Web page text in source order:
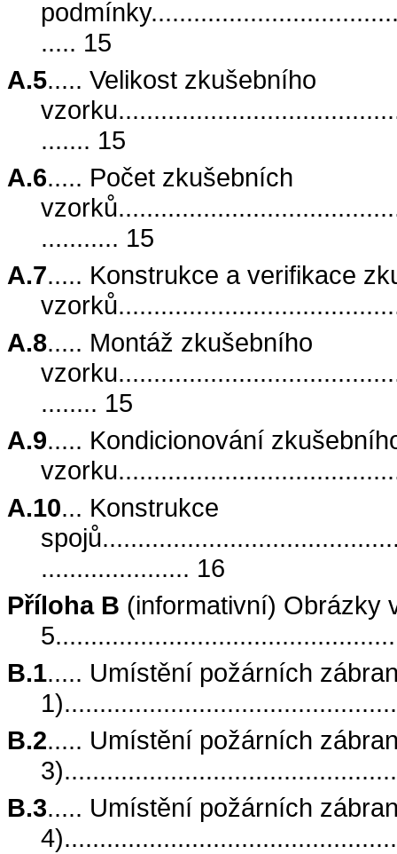
..... 15
A.5..... Velikost zkušebního
....... 15
A.6..... Počet zkušebních
........... 15
A.7..... Konstrukce a verifikace
A.8..... Montáž zkušebního
........ 15
A.9..... Kondicionování
A.10... Konstrukce
..................... 16
Příloha B (informativní) Obrázky
B.1..... Umístění požárních
B.2..... Umístění požárních
B.3..... Umístění požárních